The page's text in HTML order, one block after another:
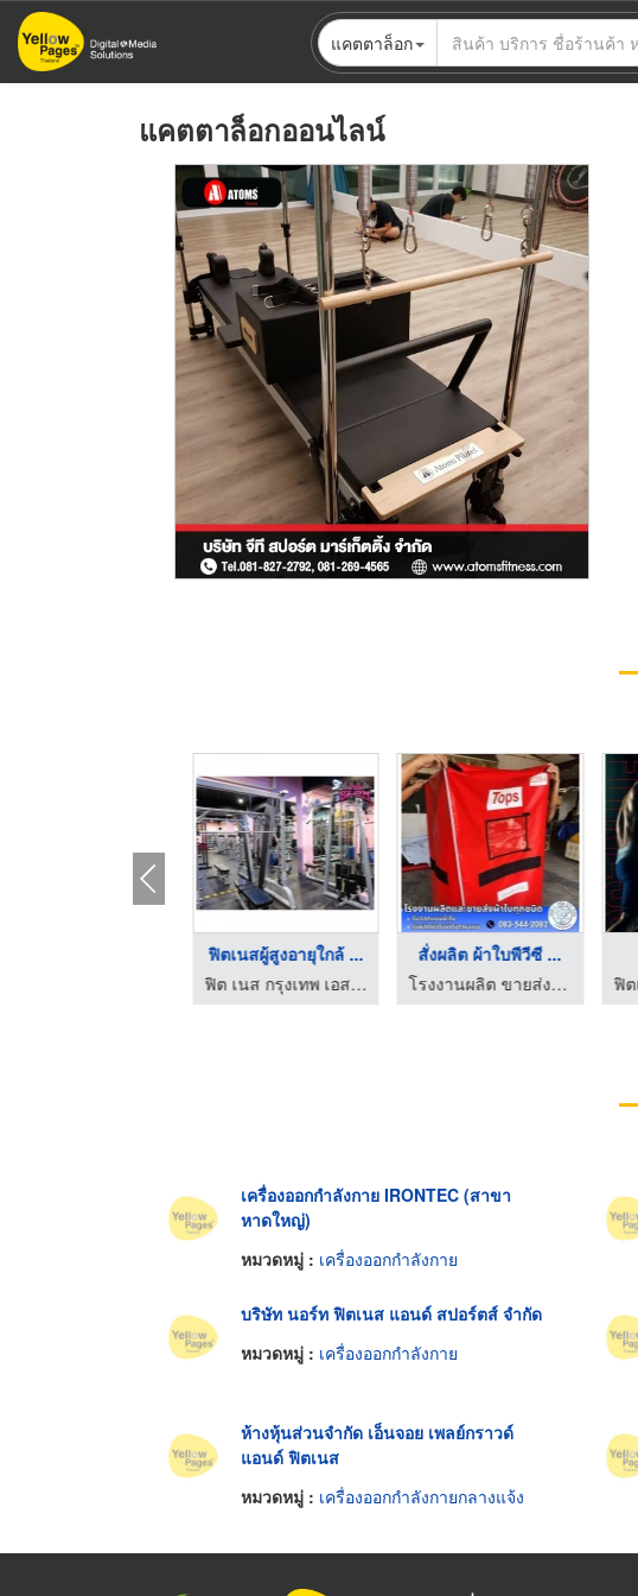
ข้าม
ไป
แคตตาล็อก
แคตตาล็อกออนไลน์
ฟิตเนสผู้สูงอายุใกล้ ...
ฟิต เนส กรุงเทพ เอส เจ ยิม
สั่งผลิต ผ้าใบพีวีซี ...
โรงงานผลิต ขายส่ง ผ้าใบ ก.เจริญ พีวีซี อ่อนนุช
เครื่องออกกำลังกาย IRONTEC (สาขา
หาดใหญ่)
หมวดหมู่ : เครื่องออกกำลังกาย
บริษัท นอร์ท ฟิตเนส แอนด์ สปอร์ตส์ จำกัด
หมวดหมู่ : เครื่องออกกำลังกาย
ห้างหุ้นส่วนจำกัด เอ็นจอย เพลย์กราวด์
แอนด์ ฟิตเนส
หมวดหมู่ : เครื่องออกกำลังกายกลางแจ้ง